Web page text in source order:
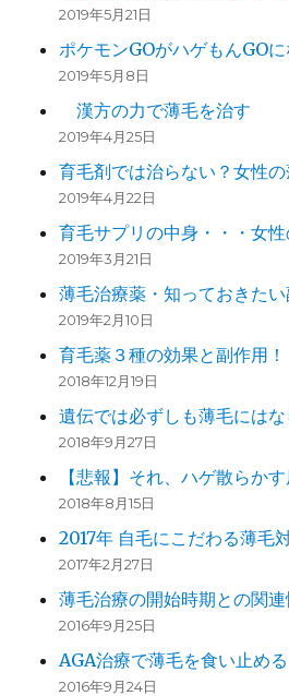
2019年5月21日
ポケモンGOがハゲもんGOに
2019年5月8日
漢方の力で薄毛を治す
2019年4月25日
育毛剤では治らない？女性
2019年4月22日
育毛サプリの中身・・・女
2019年3月21日
薄毛治療薬・知っておきた
2019年2月10日
育毛薬３種の効果と副作用！
2018年12月19日
遺伝では必ずしも薄毛には
2018年9月27日
【悲報】それ、ハゲ散らかす
2018年8月15日
2017年 自毛にこだわる薄毛
2017年2月27日
薄毛治療の開始時期との関連
2016年9月25日
AGA治療で薄毛を食い止める
2016年9月24日